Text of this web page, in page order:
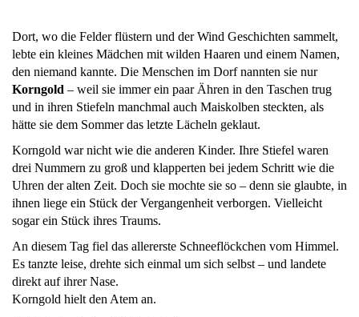
Dort, wo die Felder flüstern und der Wind Geschichten sammelt,
lebte ein kleines Mädchen mit wilden Haaren und einem Namen,
den niemand kannte. Die Menschen im Dorf nannten sie nur
Korngold – weil sie immer ein paar Ähren in den Taschen trug
und in ihren Stiefeln manchmal auch Maiskolben steckten, als
hätte sie dem Sommer das letzte Lächeln geklaut.
Korngold war nicht wie die anderen Kinder. Ihre Stiefel waren
drei Nummern zu groß und klapperten bei jedem Schritt wie die
Uhren der alten Zeit. Doch sie mochte sie so – denn sie glaubte, in
ihnen liege ein Stück der Vergangenheit verborgen. Vielleicht
sogar ein Stück ihres Traums.
An diesem Tag fiel das allererste Schneeflöckchen vom Himmel.
Es tanzte leise, drehte sich einmal um sich selbst – und landete
direkt auf ihrer Nase.
Korngold hielt den Atem an.